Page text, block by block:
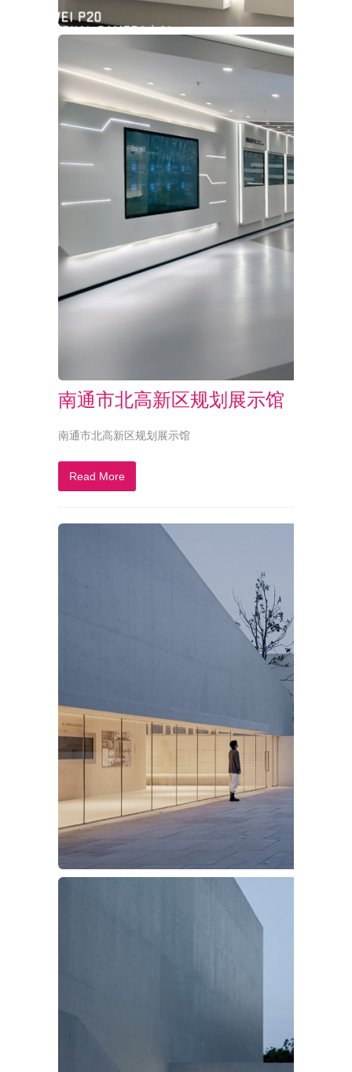
南通市北高新区规划展示馆
南通市北高新区规划展示馆
Read More